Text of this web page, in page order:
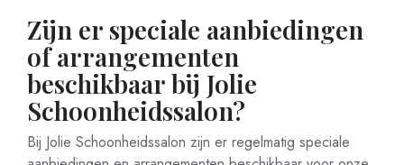
Zijn er speciale aanbiedingen
of arrangementen
beschikbaar bij Jolie
Schoonheidssalon?
Bij Jolie Schoonheidssalon zijn er regelmatig speciale